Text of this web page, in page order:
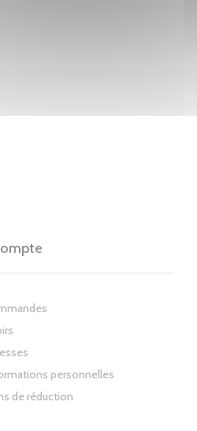
personnelles
de réduction